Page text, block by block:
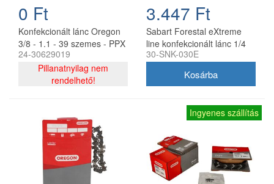
0 Ft
Konfekcionált lánc Oregon
3/8 - 1.1 - 39 szemes - PPX
270, PPH 250
24-30629019
Pillanatnyilag nem
rendelhető!
3.447 Ft
Sabart Forestal eXtreme
line konfekcionált lánc 1/4
1.1 30 szemes
fűrészekhez
30-SNK-030E
Ingyenes szállítás